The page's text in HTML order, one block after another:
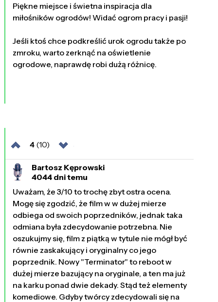
Piękne miejsce i świetna inspiracja dla
miłośników ogrodów! Widać ogrom pracy i pasji!
Jeśli ktoś chce podkreślić urok ogrodu także po
zmroku, warto zerknąć na oświetlenie
ogrodowe, naprawdę robi dużą różnicę.
4(10)
Bartosz Kęprowski
4044 dni temu
Uważam, że 3/10 to trochę zbyt ostra ocena.
Mogę się zgodzić, że film w w dużej mierze
odbiega od swoich poprzedników, jednak taka
odmiana była zdecydowanie potrzebna. Nie
oszukujmy się, film z piątką w tytule nie mógł być
równie zaskakujący i oryginalny co jego
poprzednik. Nowy "Terminator" to reboot w
dużej mierze bazujący na oryginale, a ten ma już
na karku ponad dwie dekady. Stąd też elementy
komediowe. Gdyby twórcy zdecydowali się na